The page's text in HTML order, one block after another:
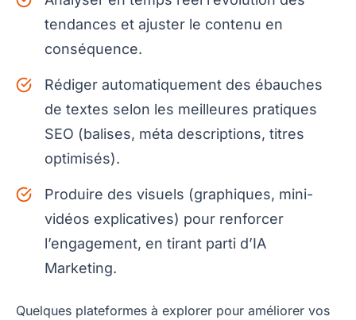
tendances et ajuster le contenu en
conséquence.
Rédiger automatiquement des ébauches
de textes selon les meilleures pratiques
SEO (balises, méta descriptions, titres
optimisés).
Produire des visuels (graphiques, mini-
vidéos explicatives) pour renforcer
l’engagement, en tirant parti d’IA
Marketing.
Quelques plateformes à explorer pour améliorer vos